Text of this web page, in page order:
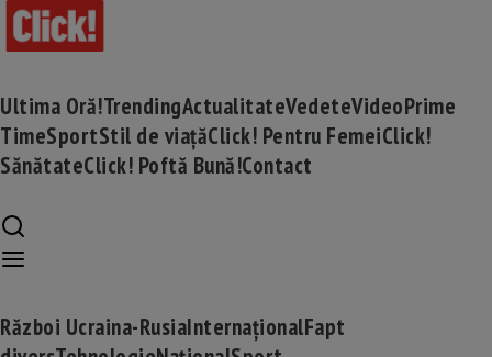
Ultima Oră!TrendingActualitateVedeteVideoPrime
TimeSportStil de viațăClick! Pentru FemeiClick!
SănătateClick! Poftă Bună!Contact
Război Ucraina-RusiaInternaționalFapt